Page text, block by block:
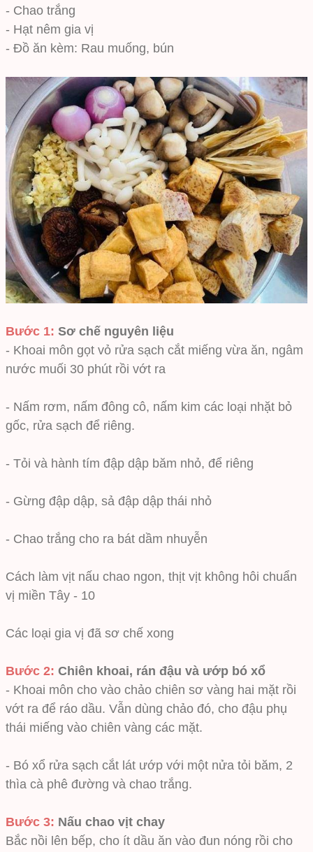
- Chao trắng
- Hạt nêm gia vị
- Đồ ăn kèm: Rau muống, bún
Bước 1: Sơ chế nguyên liệu
- Khoai môn gọt vỏ rửa sạch cắt miếng vừa ăn, ngâm
nước muối 30 phút rồi vớt ra
- Nấm rơm, nấm đông cô, nấm kim các loại nhặt bỏ
gốc, rửa sạch để riêng.
- Tỏi và hành tím đập dập băm nhỏ, để riêng
- Gừng đập dập, sả đập dập thái nhỏ
- Chao trắng cho ra bát dầm nhuyễn
Cách làm vịt nấu chao ngon, thịt vịt không hôi chuẩn
vị miền Tây - 10
Các loại gia vị đã sơ chế xong
Bước 2: Chiên khoai, rán đậu và ướp bó xổ
- Khoai môn cho vào chảo chiên sơ vàng hai mặt rồi
vớt ra để ráo dầu. Vẫn dùng chảo đó, cho đậu phụ
thái miếng vào chiên vàng các mặt.
- Bó xổ rửa sạch cắt lát ướp với một nửa tỏi băm, 2
thìa cà phê đường và chao trắng.
Bước 3: Nấu chao vịt chay
Bắc nồi lên bếp, cho ít dầu ăn vào đun nóng rồi cho